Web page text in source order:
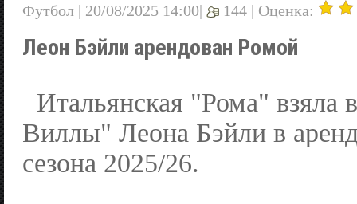
Футбол | 20/08/2025 14:00| 144 | Оценка:
Леон Бэйли арендован Ромой
Итальянская "Рома" взяла
Виллы" Леона Бэйли в
сезона 2025/26.